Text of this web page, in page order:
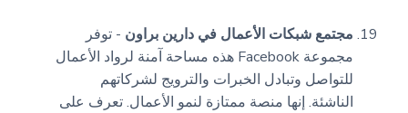
مجتمع شبكات الأعمال في دارين براون - توفر
مجموعة Facebook هذه مساحة آمنة لرواد الأعمال
للتواصل وتبادل الخبرات والترويج لشركاتهم
الناشئة. إنها منصة ممتازة لنمو الأعمال. تعرف على